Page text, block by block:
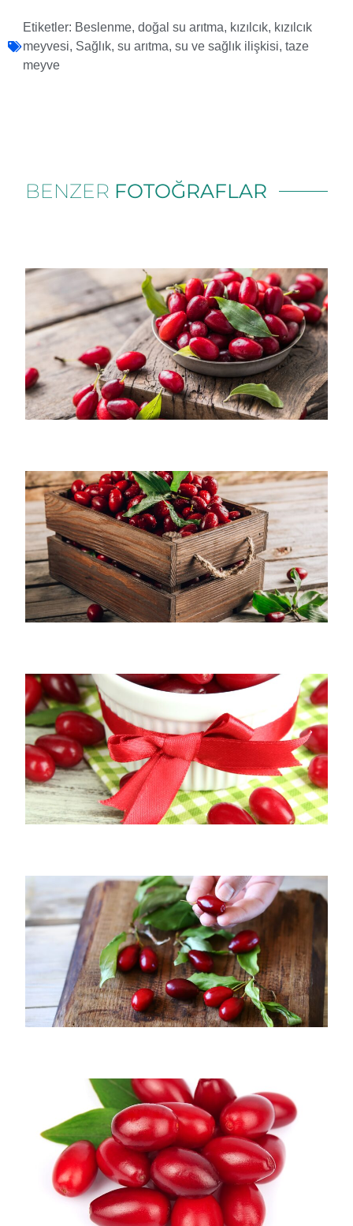
Etiketler: Beslenme, doğal su arıtma, kızılcık, kızılcık
meyvesi, Sağlık, su arıtma, su ve sağlık ilişkisi, taze
meyve
BENZER FOTOĞRAFLAR